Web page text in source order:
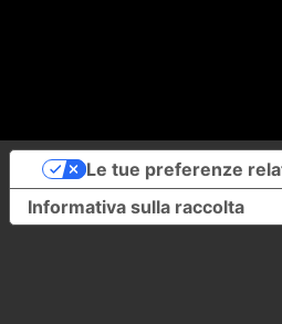
Informativa sulla raccolta
Le tue preferenze